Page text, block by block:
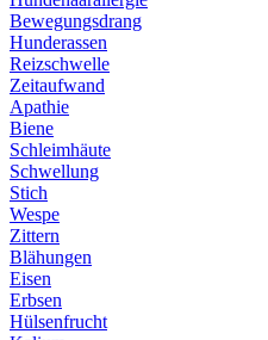
Bewegungsdrang
Hunderassen
Reizschwelle
Zeitaufwand
Apathie
Biene
Schleimhäute
Schwellung
Stich
Wespe
Zittern
Blähungen
Eisen
Erbsen
Hülsenfrucht